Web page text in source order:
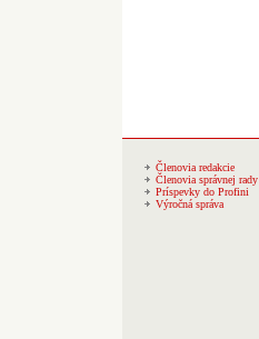
Členovia redakcie
Členovia správnej rady
Príspevky do Profini
Výročná správa